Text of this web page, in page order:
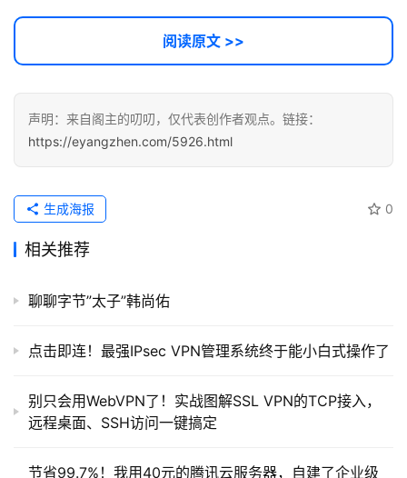
目
A
提
示
开
源
代
链
阅读原文 >>
声明：来自阁主的叨叨，仅代表创作者观点。链接：
https://eyangzhen.com/5926.html
0
生成海报
相关推荐
聊聊字节”太子”韩尚佑
点击即连！最强IPsec VPN管理系统终于能小白式操作了
别只会用WebVPN了！实战图解SSL VPN的TCP接入，
远程桌面、SSH访问一键搞定
节省99.7%！我用40元的腾讯云服务器，自建了企业级